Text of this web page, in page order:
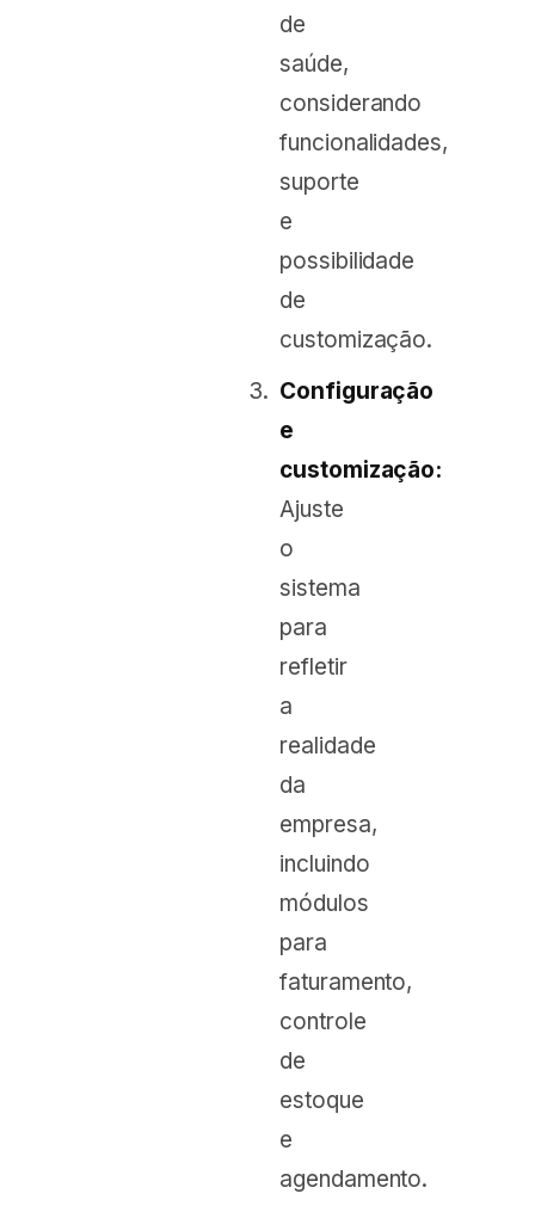
de
saúde,
considerando
funcionalidades,
suporte
e
possibilidade
de
customização.
Configuração
e
customização:
Ajuste
o
sistema
para
refletir
a
realidade
da
empresa,
incluindo
módulos
para
faturamento,
controle
de
estoque
e
agendamento.